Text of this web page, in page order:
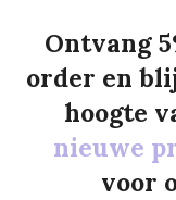
Ontvang
order en
hoogte
nieuwe
voor